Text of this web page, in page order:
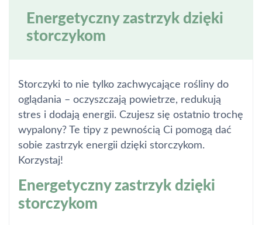
Energetyczny zastrzyk dzięki
storczykom
Storczyki to nie tylko zachwycające rośliny do
oglądania – oczyszczają powietrze, redukują
stres i dodają energii. Czujesz się ostatnio trochę
wypalony? Te tipy z pewnością Ci pomogą dać
sobie zastrzyk energii dzięki storczykom.
Korzystaj!
Energetyczny zastrzyk dzięki
storczykom